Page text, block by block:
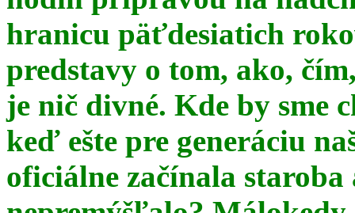
hranicu päťdesiatich
predstavy o tom, ako,
je nič divné. Kde by sme
keď ešte pre generáciu
oficiálne začínala